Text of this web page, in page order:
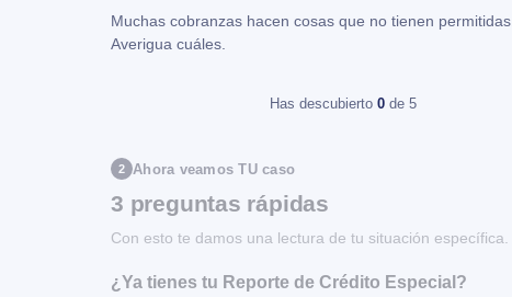
Muchas cobranzas hacen cosas que no tienen permitidas.
Averigua cuáles.
Has descubierto 0 de 5
2 Ahora veamos TU caso
3 preguntas rápidas
Con esto te damos una lectura de tu situación específica.
¿Ya tienes tu Reporte de Crédito Especial?